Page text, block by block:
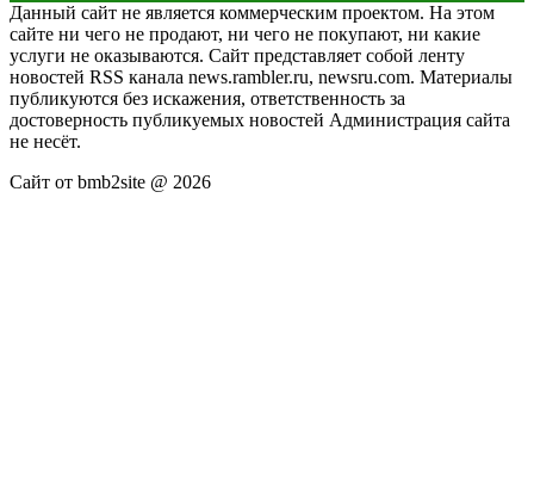
Данный сайт не является коммерческим проектом. На этом
сайте ни чего не продают, ни чего не покупают, ни какие
услуги не оказываются. Сайт представляет собой ленту
новостей RSS канала news.rambler.ru, newsru.com. Материалы
публикуются без искажения, ответственность за
достоверность публикуемых новостей Администрация сайта
не несёт.
Сайт от bmb2site @ 2026